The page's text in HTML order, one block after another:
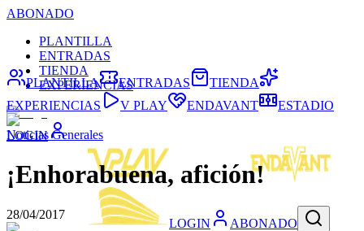
ABONADO
PLANTILLA
ENTRADAS
TIENDA
EXPERIENCIAS
LOGIN
LOGIN ABONADO
PLANTILLA ENTRADAS
TIENDA
EXPERIENCIAS
V PLAY ENDAVANT ESTADIO
Noticias Generales
¡Enhorabuena, afición!
28/04/2017